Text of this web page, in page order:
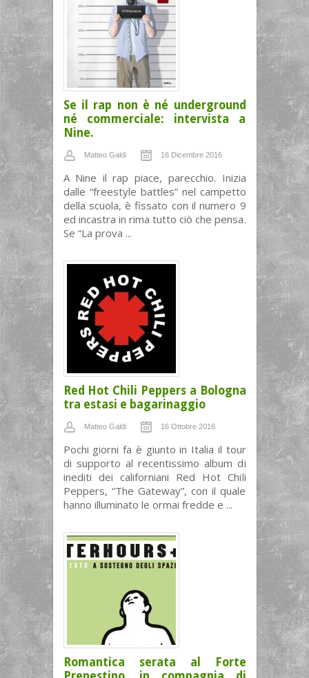
Se il rap non è né underground
né commerciale: intervista a
Nine.
Matteo Galdi 16 Dicembre 2016
A Nine il rap piace, parecchio. Inizia
dalle “freestyle battles” nel campetto
della scuola, è fissato con il numero 9
ed incastra in rima tutto ciò che pensa.
Se “La prova ...
Red Hot Chili Peppers a Bologna
tra estasi e bagarinaggio
Matteo Galdi 16 Ottobre 2016
Pochi giorni fa è giunto in Italia il tour
di supporto al recentissimo album di
inediti dei californiani Red Hot Chili
Peppers, “The Gateway”, con il quale
hanno illuminato le ormai fredde e ...
Romantica serata al Forte